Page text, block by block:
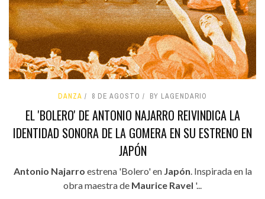
DANZA 8 DE AGOSTO BY LAGENDARIO
EL 'BOLERO' DE ANTONIO NAJARRO REIVINDICA LA
IDENTIDAD SONORA DE LA GOMERA EN SU ESTRENO EN
JAPÓN
Antonio Najarro estrena 'Bolero' en Japón. Inspirada en la
obra maestra de Maurice Ravel '...